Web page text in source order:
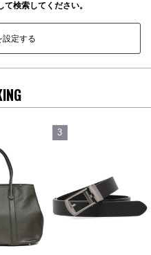
検索してください。
設定する
3